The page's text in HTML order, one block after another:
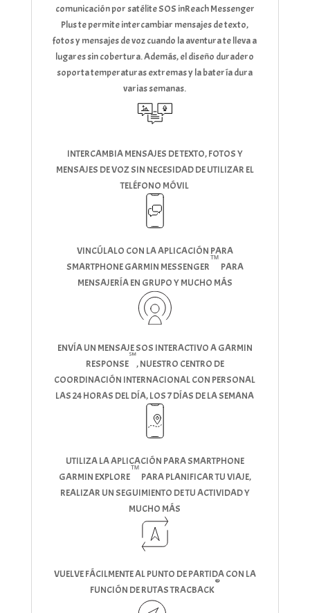
comunicación por satélite SOS inReach Messenger
Plus te permite intercambiar mensajes de texto,
fotos y mensajes de voz cuando la aventura te lleva a
lugares sin cobertura. Además, el diseño duradero
soporta temperaturas extremas y la batería dura
varias semanas.
INTERCAMBIA MENSAJES DE TEXTO, FOTOS Y
MENSAJES DE VOZ SIN NECESIDAD DE UTILIZAR EL
TELÉFONO MÓVIL
VINCÚLALO CON LA APLICACIÓN PARA
SMARTPHONE GARMIN MESSENGER
™
PARA
MENSAJERÍA EN GRUPO Y MUCHO MÁS
ENVÍA UN MENSAJE SOS INTERACTIVO A GARMIN
RESPONSE
℠
, NUESTRO CENTRO DE
COORDINACIÓN INTERNACIONAL CON PERSONAL
LAS 24 HORAS DEL DÍA, LOS 7 DÍAS DE LA SEMANA
UTILIZA LA APLICACIÓN PARA SMARTPHONE
GARMIN EXPLORE
™
PARA PLANIFICAR TU VIAJE,
REALIZAR UN SEGUIMIENTO DE TU ACTIVIDAD Y
MUCHO MÁS
VUELVE FÁCILMENTE AL PUNTO DE PARTIDA CON LA
FUNCIÓN DE RUTAS TRACBACK
®